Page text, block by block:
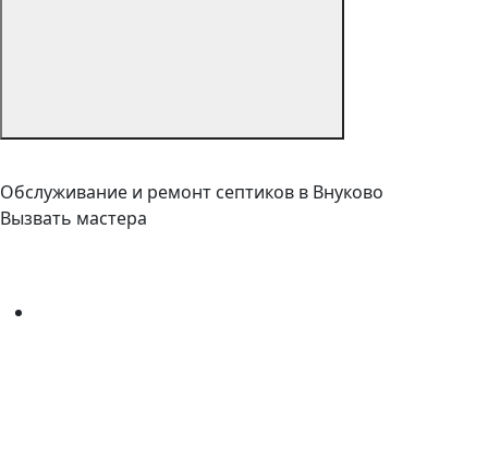
Обслуживание и ремонт септиков в Внуково
Вызвать мастера